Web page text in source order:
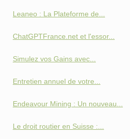
Leaneo : La Plateforme de...
ChatGPTFrance.net et l'essor...
Simulez vos Gains avec...
Entretien annuel de votre...
Endeavour Mining : Un nouveau...
Le droit routier en Suisse :...